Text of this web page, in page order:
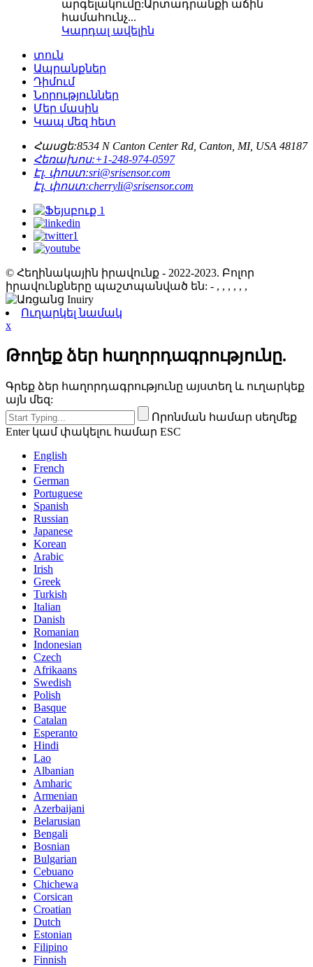
արգելակումը:Արտադրանքի աճին
համահունչ...
Կարդալ ավելին
տուն
Ապրանքներ
Դիմում
Նորություններ
Մեր մասին
Կապ մեզ հետ
Հասցե:8534 N Canton Center Rd, Canton, MI, USA 48187
Հեռախոս:+1-248-974-0597
Էլ. փոստ:sri@srisensor.com
Էլ. փոստ:cherryli@srisensor.com
© Հեղինակային իրավունք - 2022-2023. Բոլոր
իրավունքները պաշտպանված են: - , , , , , ,
Ուղարկել նամակ
x
Թողեք ձեր հաղորդագրությունը.
Գրեք ձեր հաղորդագրությունը այստեղ և ուղարկեք
այն մեզ:
Որոնման համար սեղմեք
Enter կամ փակելու համար ESC
English
French
German
Portuguese
Spanish
Russian
Japanese
Korean
Arabic
Irish
Greek
Turkish
Italian
Danish
Romanian
Indonesian
Czech
Afrikaans
Swedish
Polish
Basque
Catalan
Esperanto
Hindi
Lao
Albanian
Amharic
Armenian
Azerbaijani
Belarusian
Bengali
Bosnian
Bulgarian
Cebuano
Chichewa
Corsican
Croatian
Dutch
Estonian
Filipino
Finnish